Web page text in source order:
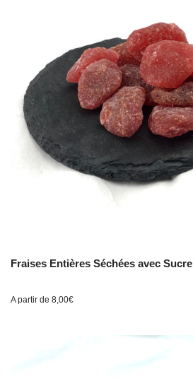
Fraises Entières Séchées avec Sucre
A partir de 8,00€